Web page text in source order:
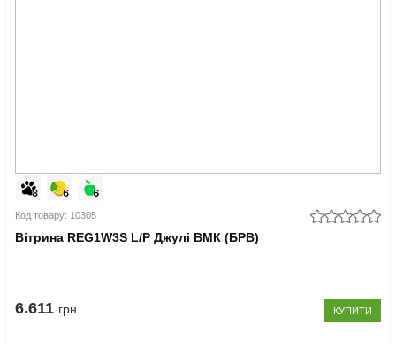
Код товару: 10305
Вітрина REG1W3S L/P Джулі ВМК (БРВ)
6.611 грн КУПИТИ